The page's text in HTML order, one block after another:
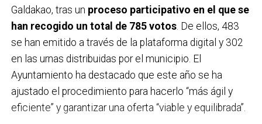
Galdakao, tras un proceso participativo en el que se
han recogido un total de 785 votos. De ellos, 483
se han emitido a través de la plataforma digital y 302
en las urnas distribuidas por el municipio. El
Ayuntamiento ha destacado que este año se ha
ajustado el procedimiento para hacerlo “más ágil y
eficiente” y garantizar una oferta “viable y equilibrada”.